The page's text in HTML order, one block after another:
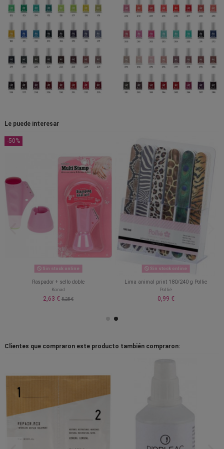
Le puede interesar
-50%
Sin stock online
Raspador + sello doble
Konad
2,63 € 5,25 €
Sin stock online
Lima animal print 180/240 g Pollie
Pollié
0,99 €
Clientes que compraron este producto también compraron: